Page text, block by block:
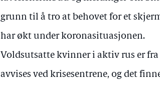
grunn til å tro at behovet for et
har økt under koronasituasjonen.
Voldsutsatte kvinner i aktiv rus er
avvises ved krisesentrene, og det